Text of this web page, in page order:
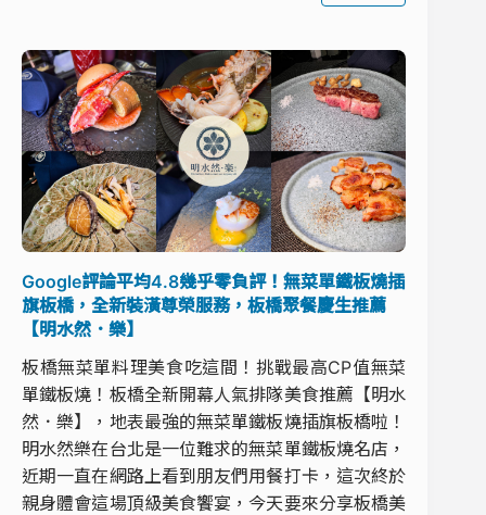
Google評論平均4.8幾乎零負評！無菜單鐵板燒插
旗板橋，全新裝潢尊榮服務，板橋聚餐慶生推薦
【明水然．樂】
板橋無菜單料理美食吃這間！挑戰最高CP值無菜
單鐵板燒！板橋全新開幕人氣排隊美食推薦【明水
然．樂】，地表最強的無菜單鐵板燒插旗板橋啦！
明水然樂在台北是一位難求的無菜單鐵板燒名店，
近期一直在網路上看到朋友們用餐打卡，這次終於
親身體會這場頂級美食饗宴，今天要來分享板橋美